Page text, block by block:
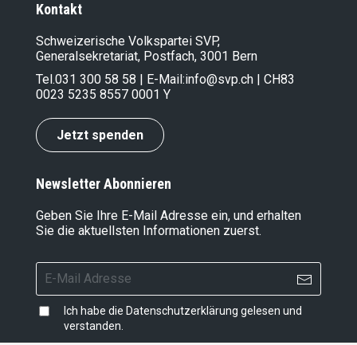
Kontakt
Schweizerische Volkspartei SVP,
Generalsekretariat, Postfach, 3001 Bern
Tel.031 300 58 58 | E-Mail:info@svp.ch | CH83
0023 5235 8557 0001 Y
Jetzt spenden
Newsletter Abonnieren
Geben Sie Ihre E-Mail Adresse ein, und erhalten
Sie die aktuellsten Informationen zuerst.
Ich habe die Datenschutzerklärung gelesen und
verstanden.